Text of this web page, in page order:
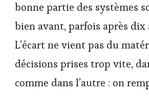
bonne partie des systèmes
bien avant, parfois après dix
L’écart ne vient pas du
décisions prises trop vite,
comme dans l’autre : on